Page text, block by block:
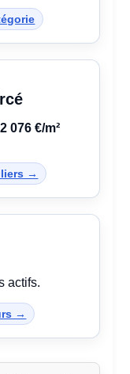
2 076 €/m²
→
actifs.
→